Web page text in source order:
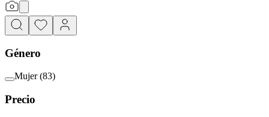
Género
Mujer (83)
Precio